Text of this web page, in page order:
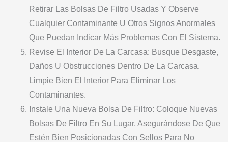
Retirar Las Bolsas De Filtro Usadas Y Observe
Cualquier Contaminante U Otros Signos Anormales
Que Puedan Indicar Más Problemas Con El Sistema.
Revise El Interior De La Carcasa: Busque Desgaste,
Daños U Obstrucciones Dentro De La Carcasa.
Limpie Bien El Interior Para Eliminar Los
Contaminantes.
Instale Una Nueva Bolsa De Filtro: Coloque Nuevas
Bolsas De Filtro En Su Lugar, Asegurándose De Que
Estén Bien Posicionadas Con Sellos Para No